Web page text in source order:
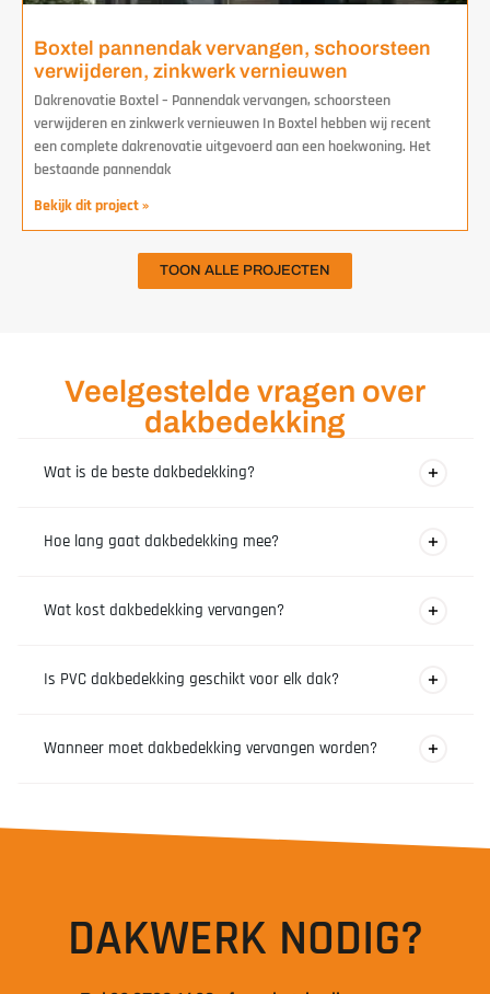
Boxtel pannendak vervangen, schoorsteen
verwijderen, zinkwerk vernieuwen
Dakrenovatie Boxtel – Pannendak vervangen, schoorsteen
verwijderen en zinkwerk vernieuwen In Boxtel hebben wij recent
een complete dakrenovatie uitgevoerd aan een hoekwoning. Het
bestaande pannendak
Bekijk dit project »
TOON ALLE PROJECTEN
Veelgestelde vragen over
dakbedekking
Wat is de beste dakbedekking?
platte daken zijn PVC, EPDM en bitumen geschikt. Voor
Hoe lang gaat dakbedekking mee?
afhankelijk van het materiaal en onderhoud.
Wat kost dakbedekking vervangen?
oppervlakte van het dak.
Is PVC dakbedekking geschikt voor elk dak?
geschikt voor schuine daken.
Wanneer moet dakbedekking vervangen worden?
levensduur is bereikt.
DAKWERK NODIG?